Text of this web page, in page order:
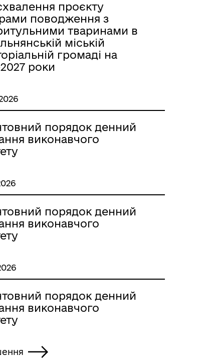
проєкту
поводження з
тваринами в
міській
громаді на
роки
порядок денний
виконавчого
порядок денний
виконавчого
порядок денний
виконавчого